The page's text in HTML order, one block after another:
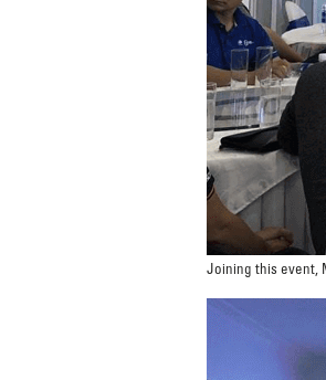
Joining this event,